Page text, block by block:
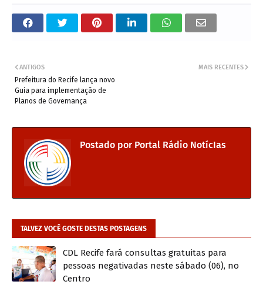
MAIS RECENTES
ANTIGOS
Prefeitura do Recife lança novo
Guia para implementação de
Planos de Governança
Postado porPortal Rádio NotícIas
TALVEZ VOCÊ GOSTE DESTAS POSTAGENS
CDL Recife fará consultas gratuitas para
pessoas negativadas neste sábado (06), no
Centro